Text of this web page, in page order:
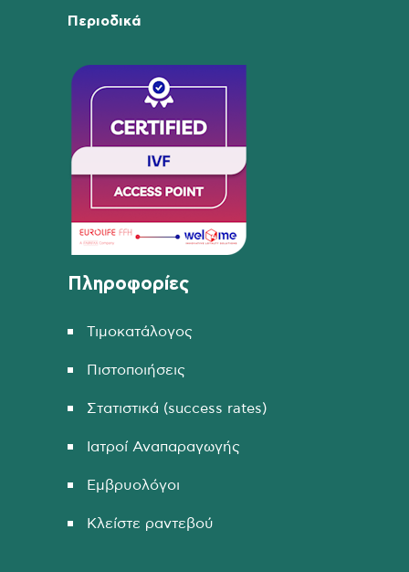
Περιοδικά
Πληροφορίες
Τιμοκατάλογος
Πιστοποιήσεις
Στατιστικά (success rates)
Ιατροί Αναπαραγωγής
Εμβρυολόγοι
Κλείστε ραντεβού